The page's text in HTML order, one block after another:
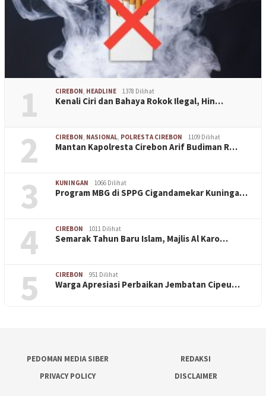
1 CIREBON, HEADLINE 1378 Dilihat
Kenali Ciri dan Bahaya Rokok Ilegal, Hin…
2 CIREBON, NASIONAL, POLRESTA CIREBON 1109 Dilihat
Mantan Kapolresta Cirebon Arif Budiman R…
3 KUNINGAN 1066 Dilihat
Program MBG di SPPG Cigandamekar Kuninga…
4 CIREBON 1011 Dilihat
Semarak Tahun Baru Islam, Majlis Al Karo…
5 CIREBON 951 Dilihat
Warga Apresiasi Perbaikan Jembatan Cipeu…
PEDOMAN MEDIA SIBER
REDAKSI
PRIVACY POLICY
DISCLAIMER